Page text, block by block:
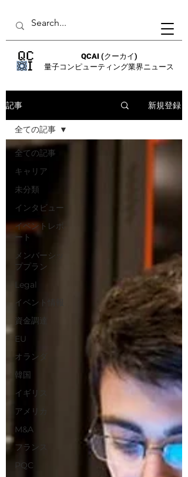
QCAI (クーカイ)
量子コンピューティング業界ニュース
記事 新規登録
全ての記事
キャリア
未分類
インタビュー
イベントレポ
ート
メンバーシッ
ププラン
Legal
イベント情報
資金調達
EU
オランダ
韓国
イギリス
アメリカ
M&A
フランス
PQC
全ての記事